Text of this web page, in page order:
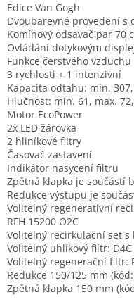
Edice Van Gogh
Dvoubarevné provedení s
Komínový odsavač par 70
Ovládání dotykovým
Funkce čerstvého
3 rychlosti + 1 intenzivní
Kapacita odtahu: min.
Hlučnost: min. 61, max.
Motor EcoPower
2x LED žárovka
2 hliníkové filtry
Časovač zastavení
Indikátor nasycení filtru
Zpětná klapka je součástí
Redukce výstupu je
Volitelný regenerativní
RFH 15200 O2C
Volitelný recirkulační set s
Volitelný uhlíkový filtr: D4C
Volitelný regenerační filtr:
Redukce 150/125 mm
Zpětná klapka 150 mm